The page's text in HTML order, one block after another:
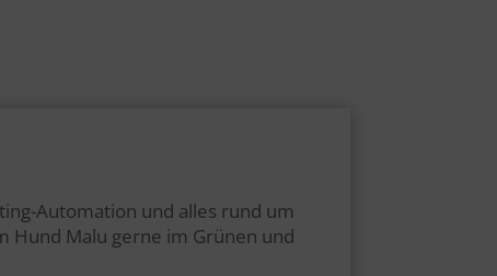
Automation und alles rund um
Hund Malu gerne im Grünen und